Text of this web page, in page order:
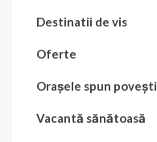
Destinatii de vis
Oferte
Orașele spun povești
Vacantă sănătoasă